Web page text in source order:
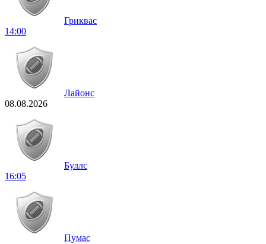
Гриквас
14:00
Лайонс
08.08.2026
Буллс
16:05
Пумас